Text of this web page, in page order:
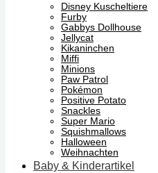
Disney Kuscheltiere
Furby
Gabbys Dollhouse
Jellycat
Kikaninchen
Miffi
Minions
Paw Patrol
Pokémon
Positive Potato
Snackles
Super Mario
Squishmallows
Halloween
Weihnachten
Baby & Kinderartikel